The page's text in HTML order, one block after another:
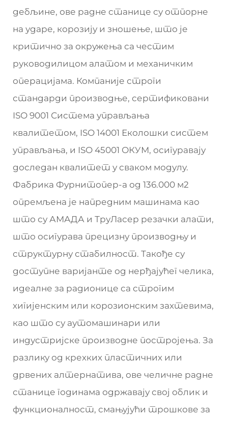
дебљине, ове радне станице су отпорне
на ударе, корозију и зношење, што је
критично за окружења са честим
руководилицом алатом и механичким
операцијама. Компаније строги
стандарди производње, сертификовани
ISO 9001 Система управљања
квалитетом, ISO 14001 Еколошки систем
управљања, и ISO 45001 ОКУМ, осигуравају
доследан квалитет у сваком модулу.
Фабрика Фурнитопер-а од 136.000 м2
опремљена је напредним машинама као
што су АМАДА и ТруЛасер резачки алати,
што осигурава прецизну производњу и
структурну стабилност. Такође су
доступне варијанте од нерђајућег челика,
идеалне за радионице са строгим
хигијенским или корозионским захтевима,
као што су аутомашинари или
индустријске производне постројења. За
разлику од крехких пластичних или
дрвених алтернатива, ове челичне радне
станице годинама одржавају свој облик и
функционалност, смањујући трошкове за